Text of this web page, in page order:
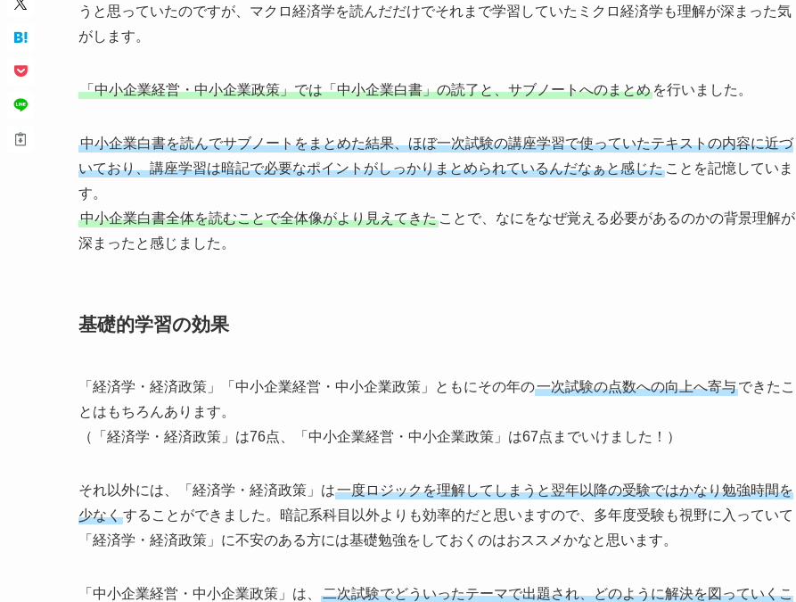
うと思っていたのですが、マクロ経済学を読んだだけでそれまで学習していたミクロ経済学も理解が深まった気
がします。
「中小企業経営・中小企業政策」では「中小企業白書」の読了と、サブノートへのまとめ を行いました。
中小企業白書を読んでサブノートをまとめた結果、ほぼ一次試験の講座学習で使っていたテキストの内容に近づ
いており、講座学習は暗記で必要なポイントがしっかりまとめられているんだなぁと感じた ことを記憶していま
す。
中小企業白書全体を読むことで全体像がより見えてきた ことで、なにをなぜ覚える必要があるのかの背景理解が
深まったと感じました。
基礎的学習の効果
「経済学・経済政策」「中小企業経営・中小企業政策」ともにその年の一次試験の点数への向上へ寄与できたこ
とはもちろんあります。
（「経済学・経済政策」は76点、「中小企業経営・中小企業政策」は67点までいけました！）
それ以外には、「経済学・経済政策」は一度ロジックを理解してしまうと翌年以降の受験ではかなり勉強時間を
少なくすることができました。暗記系科目以外よりも効率的だと思いますので、多年度受験も視野に入っていて
「経済学・経済政策」に不安のある方には基礎勉強をしておくのはおススメかなと思います。
「中小企業経営・中小企業政策」は、
二次試験でどういったテーマで出題され、どのように解決を図っていくこ